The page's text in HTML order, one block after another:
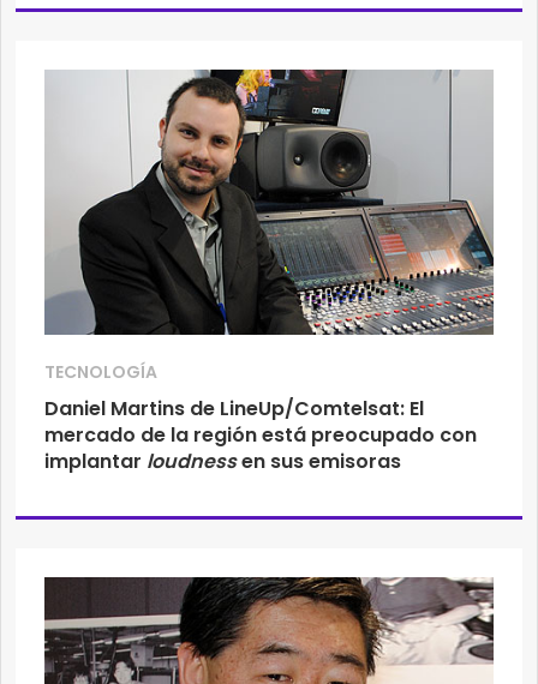
TECNOLOGÍA
Daniel Martins de LineUp/Comtelsat: El
mercado de la región está preocupado con
implantar loudnessen sus emisoras